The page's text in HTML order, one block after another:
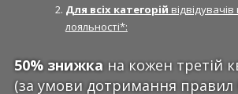
Для всіх категорій
лояльності*:
50% знижкана кожен третій
(за умови дотримання правил